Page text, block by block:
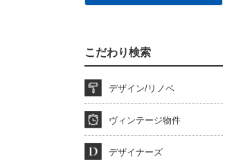
こだわり検索
デザイン/リノベ
ヴィンテージ物件
デザイナーズ